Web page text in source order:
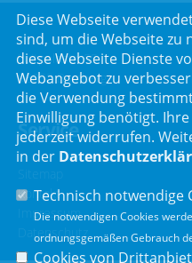
Luitpoldstr. 55
96052 Bamberg
Service
Kontakt
Impressum
Datenschutz
Diese Webseite
sind, um die Webseite zu
diese Webseite Dienste
Webangebot zu
die Verwendung
Einwilligung benötigt.
jederzeit widerrufen.
in der
Technisch notwendige
Die notwendigen Cookies
ordnungsgemäßen Gebrauch
Cookies von